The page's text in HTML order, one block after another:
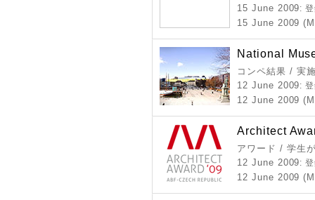
15 June 2009:
15 June 2009
National
コンペ結果 / 実
12 June 2009:
12 June 2009
Architect
アワード / 学生
12 June 2009:
12 June 2009